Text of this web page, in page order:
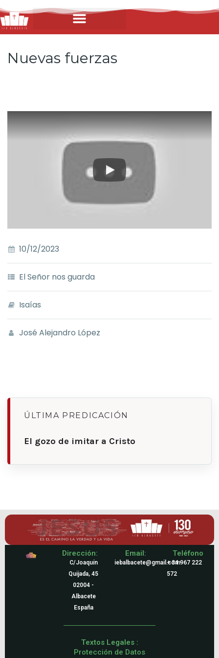
Nuevas fuerzas
10/12/2023
El Señor nos guarda
Isaías
José Alejandro López
ÚLTIMA PREDICACIÓN
El gozo de imitar a Cristo
Dirección:
C/Joaquín
Quijada, 45
02004 -
Albacete
España
Email:
iebalbacete@gmail.com
Teléfono
+ 34 967 222
572
Textos Legales :
Protección de Datos